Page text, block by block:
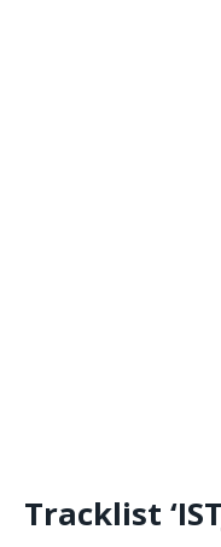
Tracklist